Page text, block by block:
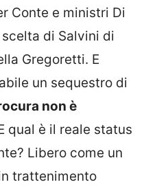
Conte e ministri Di
di Salvini di
Gregoretti. E
un sequestro di
non è
qual è il reale status
Libero come un
trattenimento